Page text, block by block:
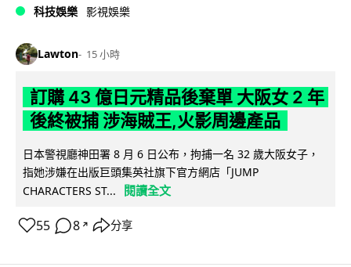
科技娛樂 影視娛樂
Lawton 15 小時
訂購 43 億日元精品後棄單 大阪女 2 年
後終被捕 涉海賊王,火影周邊產品
日本警視廳神田署 8 月 6 日公布，拘捕一名 32 歲大阪女子，
指她涉嫌在出版巨頭集英社旗下官方網店「JUMP
CHARACTERS ST...
閱讀全文
55 8 ↗ 分享